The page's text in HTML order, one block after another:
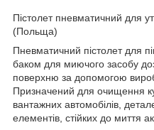
Пістолет пневматичний для
(Польща)
Пневматичний пістолет для
баком для миючого засобу
поверхню за допомогою
Призначений для очищення
вантажних автомобілів,
елементів, стійких до миття